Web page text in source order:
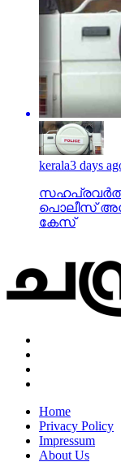
kerala3 days
പൊലീസ്
കേസ്
Home
Privacy Policy
Impressum
About Us